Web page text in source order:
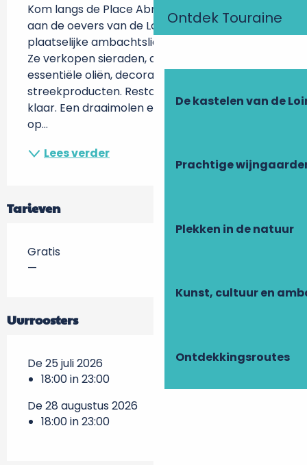
Ontdek Touraine
De kastelen van de
Prachtige
Plekken in de natuur
Kunst, cultuur en
Ontdekkingsroutes
Kom langs de Place Abraham-Courtemanche
aan de oevers van de Loire en ontdek de
plaatselijke ambachtslieden en ontwerpers.
Ze verkopen sieraden, accessoires, kaarsen,
essentiële oliën, decoratieve artikelen en
streekproducten. Restaurants staan voor je
klaar. Een draaimolen en hengelen wachten
op...
Lees verder
Tarieven
Gratis
—
Uurroosters
De 25 juli 2026
18:00 in 23:00
De 28 augustus 2026
18:00 in 23:00